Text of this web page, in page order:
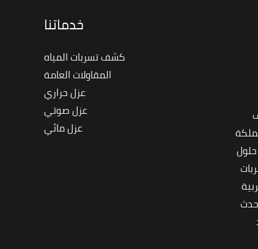
خدماتنا
كشف تسربات المياه
المقاولات العامة
عزل حراري
عزل صوتي
عزل مائي